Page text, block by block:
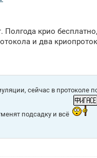
крио
и два
сейчас в протоколе
подсадку и всё